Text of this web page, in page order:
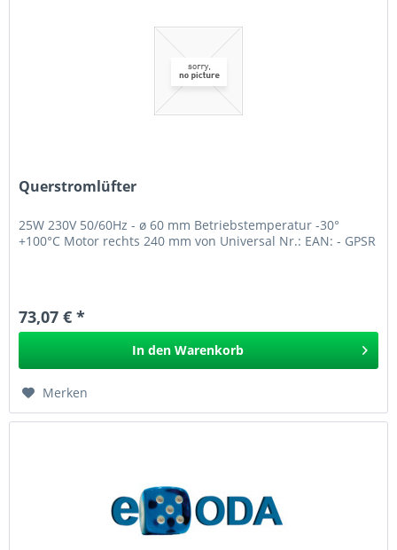
Querstromlüfter
25W 230V 50/60Hz - ø 60 mm Betriebstemperatur -30°
+100°C Motor rechts 240 mm von Universal Nr.: EAN: - GPSR
73,07 € *
In den Warenkorb
Merken